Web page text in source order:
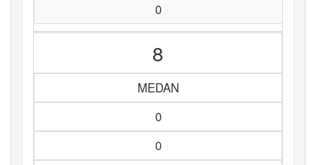
0
8
MEDAN
0
0